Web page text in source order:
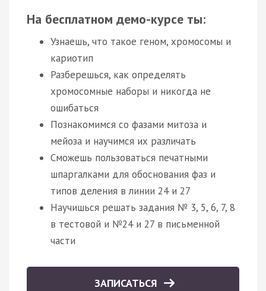
На бесплатном демо-курсе ты:
Узнаешь, что такое геном, хромосомы и
кариотип
Разберешься, как определять
хромосомные наборы и никогда не
ошибаться
Познакомимся со фазами митоза и
мейоза и научимся их различать
Сможешь пользоваться печатными
шпаргалками для обоснования фаз и
типов деления в линии 24 и 27
Научишься решать задания № 3, 5, 6, 7, 8
в тестовой и №24 и 27 в письменной
части
ЗАПИСАТЬСЯ